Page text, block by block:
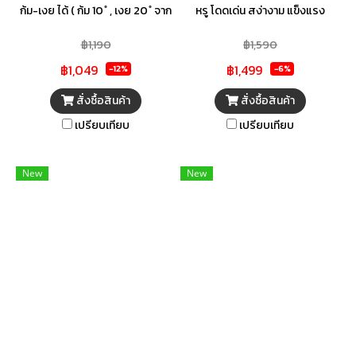
ก้ม-เงย ได้ ( ก้ม 10 ํ , เงย 20 ํ จาก
80 ํ ( ซ้าย 40 ํ , ขวา 40 ํ ) เพื่อ
กระจายลมเย็นได้ตามต้องการ
เสริมความปลอดภัยด้วยระบบตัด
ไฟอัตโนมัติ Thermal Fuse
มอเตอร์ประสิทธิภาพสูงด้วย
กระบวนการผลิตที่ได้รับการ
฿1,190
฿1,049 -12%
สั่งซื้อสินค้า
เปรียบเทียบ
หรู โดดเด่น สง่างาม แข็งแรง
ต้องการของคุณ ปรับแรงลมได้ 3
ระดับ ปรับส่ายซ้าย-ขวา และหยุด
ส่ายได้ตามต้องการ มีให้เลือกทั้ง
แบบปุ่มกดธรรมดา และแบบ
รีโมทคอนโทรล
฿1,590
฿1,499 -6%
สั่งซื้อสินค้า
เปรียบเทียบ
New New